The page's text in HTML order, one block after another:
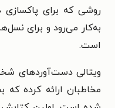
روشی که برای
به‌کار می‌رود و برای
است.
ویتالی دست‌آوردهای
مخاطبان ارائه کرده که